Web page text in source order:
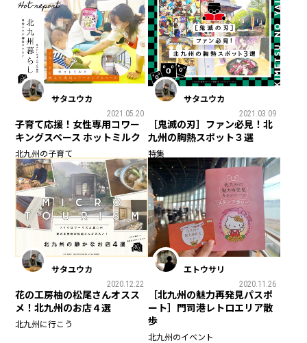
サタユウカ
2021.05.20
子育て応援！女性専用コワー
キングスペース ホットミルク
北九州の子育て
サタユウカ
2021.03.09
［鬼滅の刃］ファン必見！北
九州の胸熱スポット３選
特集
サタユウカ
2020.12.22
花の工房柚の松尾さんオスス
メ！北九州のお店４選
北九州に行こう
エトウサリ
2020.11.26
［北九州の魅力再発見パスポ
ート］門司港レトロエリア散
歩
北九州のイベント